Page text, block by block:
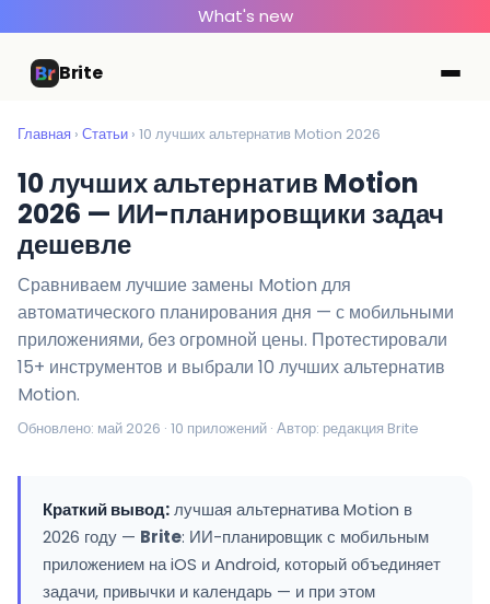
What's new
Brite
Главная › Статьи › 10 лучших альтернатив Motion 2026
10 лучших альтернатив Motion
2026 — ИИ-планировщики задач
дешевле
Сравниваем лучшие замены Motion для
автоматического планирования дня — с мобильными
приложениями, без огромной цены. Протестировали
15+ инструментов и выбрали 10 лучших альтернатив
Motion.
Обновлено: май 2026 · 10 приложений · Автор: редакция Brite
Краткий вывод:лучшая альтернатива Motion в
2026 году — Brite: ИИ-планировщик с мобильным
приложением на iOS и Android, который объединяет
задачи, привычки и календарь — и при этом